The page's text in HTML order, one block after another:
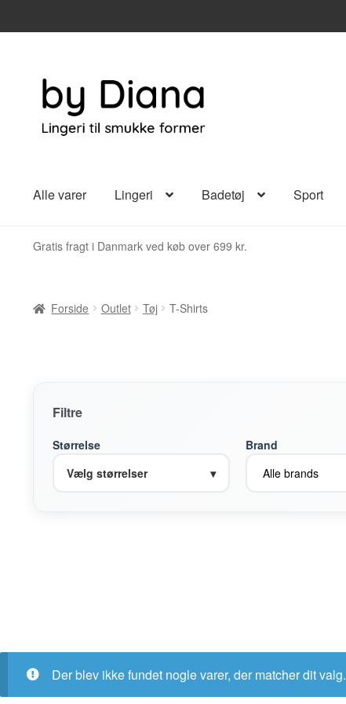
Spring
navigation
Spring
indhold
Alle varer Lingeri Badetøj Sport
Gratis fragt i Danmark ved køb over 699 kr.
Forside Outlet Tøj T-Shirts
Filtre
Størrelse
Vælg størrelser
▾
Brand
Der blev ikke fundet nogle varer, der matcher dit valg.